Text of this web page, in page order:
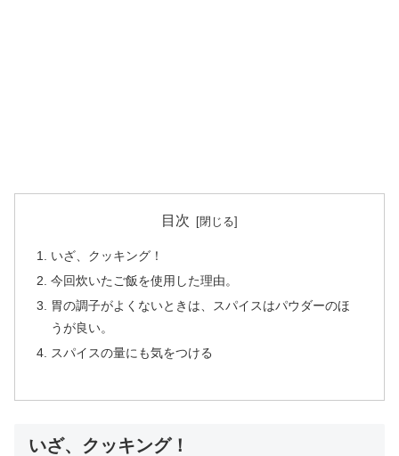
目次
いざ、クッキング！
今回炊いたご飯を使用した理由。
胃の調子がよくないときは、スパイスはパウダーのほ
うが良い。
スパイスの量にも気をつける
いざ、クッキング！